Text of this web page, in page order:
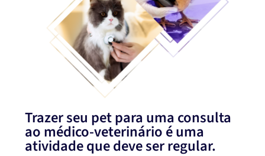
Trazer seu pet para uma consulta
ao médico-veterinário é uma
atividade que deve ser regular.